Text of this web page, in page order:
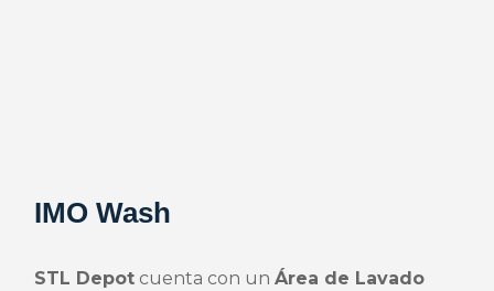
IMO Wash
STL Depot cuenta con unÁrea de Lavado